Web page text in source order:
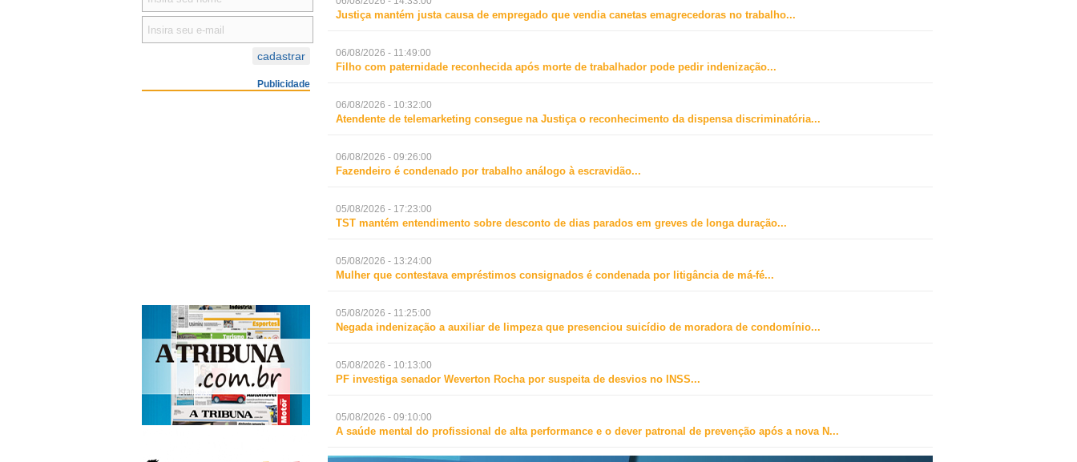
Publicidade
Justiça mantém justa causa de empregado que vendia canetas emagrecedoras no trabalho...
06/08/2026 - 11:49:00
Filho com paternidade reconhecida após morte de trabalhador pode pedir indenização...
06/08/2026 - 10:32:00
Atendente de telemarketing consegue na Justiça o reconhecimento da dispensa discriminatória...
06/08/2026 - 09:26:00
Fazendeiro é condenado por trabalho análogo à escravidão...
05/08/2026 - 17:23:00
TST mantém entendimento sobre desconto de dias parados em greves de longa duração...
05/08/2026 - 13:24:00
Mulher que contestava empréstimos consignados é condenada por litigância de má-fé...
05/08/2026 - 11:25:00
Negada indenização a auxiliar de limpeza que presenciou suicídio de moradora de condomínio...
05/08/2026 - 10:13:00
PF investiga senador Weverton Rocha por suspeita de desvios no INSS...
05/08/2026 - 09:10:00
A saúde mental do profissional de alta performance e o dever patronal de prevenção após a nova N...